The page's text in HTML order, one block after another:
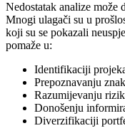
Nedostatak analize može
Mnogi ulagači su u
koji su se pokazali
pomaže u:
Identifikaciji
Prepoznavanju
Razumijevanju
Donošenju
Diverzifikaciji